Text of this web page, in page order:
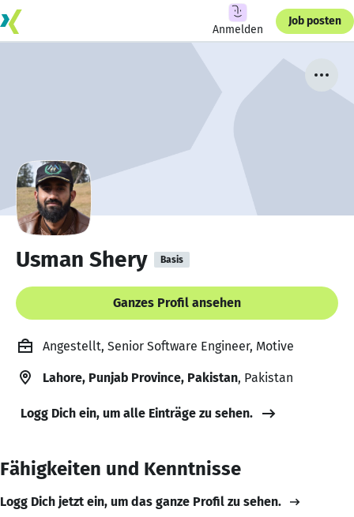
Anmelden
Job posten
Usman Shery Basis
Ganzes Profil ansehen
Angestellt, Senior Software Engineer, Motive
Lahore, Punjab Province, Pakistan, Pakistan
Logg Dich ein, um alle Einträge zu sehen.
Fähigkeiten und Kenntnisse
Logg Dich jetzt ein, um das ganze Profil zu sehen.